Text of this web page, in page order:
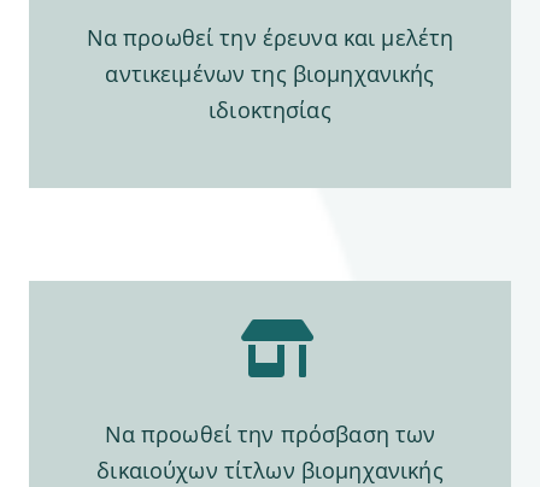
Να προωθεί την έρευνα και μελέτη
αντικειμένων της βιομηχανικής
ιδιοκτησίας
Να προωθεί την πρόσβαση των
δικαιούχων τίτλων βιομηχανικής